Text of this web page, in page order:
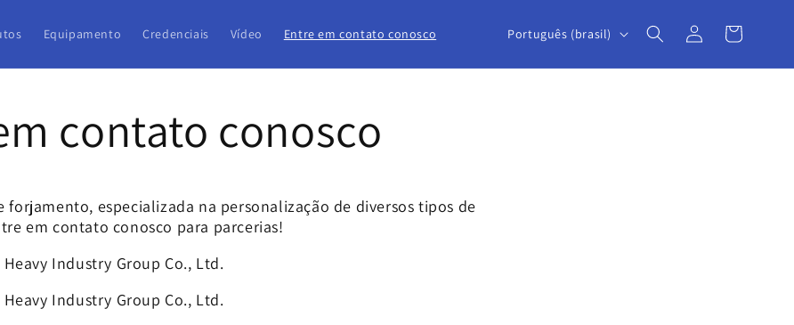
Equipamento Credenciais Vídeo Entre em contato conosco Português (brasil)
Fazer
login
Carrinho
contato conosco
forjamento, especializada na personalização de diversos tipos de
em contato conosco para parcerias!
Industry Group Co., Ltd.
Industry Group Co., Ltd.